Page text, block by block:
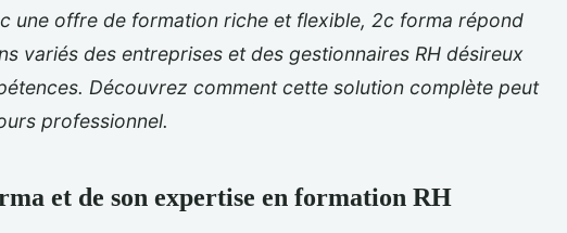
une offre de formation riche et flexible, 2c forma répond
variés des entreprises et des gestionnaires RH désireux
Découvrez comment cette solution complète peut
professionnel.
et de son expertise en formation RH